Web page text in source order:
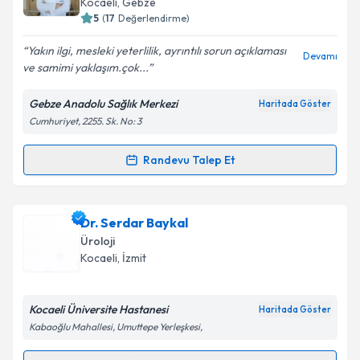
bilgilendireceğiz.
E-posta Adresiniz
Kişisel verilerimin işlenmesine ilişkin
Metni'ni okudum ve kişisel verilerimin belirtilen
kapsamda işlenmesini kabul ediyorum.
5 (17 Değerlendirme)
Yakın ilgi, mesleki yeterlilik, ayrıntılı sorun açıklaması
ve samimi yaklaşım.çok...
Devamı
Gebze Anadolu Sağlık Merkezi Haritada Göster
Cumhuriyet, 2255. Sk. No: 3
Randevu Talep Et
Randevu Takvimi Talebi
Op. Dr. Muhammed Sulukaya
talebi oluşturun. Size bu uzmandan randevu almanız
için bir takvim hazırlandığında e-posta ile
E-posta Adresiniz
Dr. Serdar Baykal
Üroloji
Kocaeli, İzmit
Kocaeli Üniversite Hastanesi Haritada Göster
Kabaoğlu Mahallesi, Umuttepe Yerleşkesi,